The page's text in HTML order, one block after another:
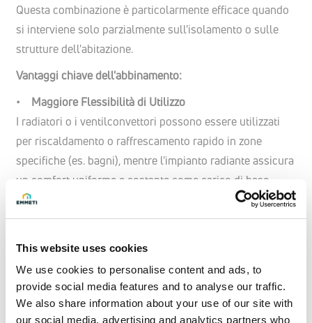
This website uses cookies
We use cookies to personalise content and ads, to
provide social media features and to analyse our traffic.
We also share information about your use of our site with
our social media, advertising and analytics partners who
Questa combinazione è particolarmente efficace quando
si interviene solo parzialmente sull'isolamento o sulle
strutture dell'abitazione.
Vantaggi chiave dell'abbinamento:
• Maggiore Flessibilità di Utilizzo
I radiatori o i ventilconvettori possono essere utilizzati
per riscaldamento o raffrescamento rapido in zone
specifiche (es. bagni), mentre l'impianto radiante assicura
un comfort uniforme e costante come carico di base.
• Massima Efficienza Energetica
alta efficienza come lePompe di Calore Emmetio le
caldaie a condensazione, riducendo drasticamente i
consumi.